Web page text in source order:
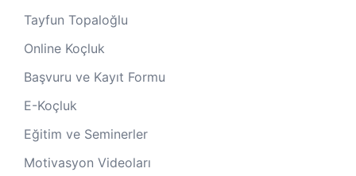
Tayfun Topaloğlu
Online Koçluk
Başvuru ve Kayıt Formu
E-Koçluk
Eğitim ve Seminerler
Motivasyon Videoları